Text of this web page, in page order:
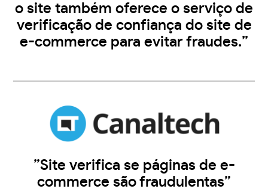
o site também oferece o serviço de
verificação de confiança do site de
e-commerce para evitar fraudes.”
”Site verifica se páginas de e-
commerce são fraudulentas”